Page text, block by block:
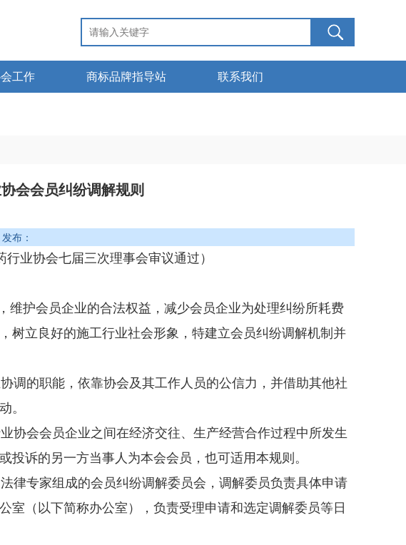
工作 商标品牌指导站 联系我们
会会员纠纷调解规则
行业协会七届三次理事会审议通过）
护会员企业的合法权益，减少会员企业为处理纠纷所耗费
树立良好的施工行业社会形象，特建立会员纠纷调解机制并
的职能，依靠协会及其工作人员的公信力，并借助其他社
。
会会员企业之间在经济交往、生产经营合作过程中所发生
诉的另一方当事人为本会会员，也可适用本规则。
专家组成的会员纠纷调解委员会，调解委员负责具体申请
室（以下简称办公室），负责受理申请和选定调解委员等日